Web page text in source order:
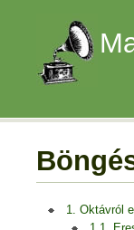
1. Oktávról